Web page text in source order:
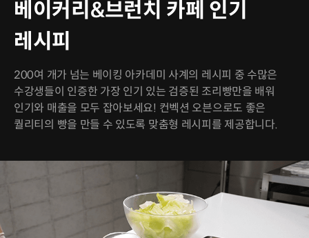
베이커리&브런치 카페 인기
레시피
200여 개가 넘는 베이킹 아카데미 사계의 레시피 중 수많은
수강생들이 인증한 가장 인기 있는 검증된 조리빵만을 배워
인기와 매출을 모두 잡아보세요! 컨벡션 오븐으로도 좋은
퀄리티의 빵을 만들 수 있도록 맞춤형 레시피를 제공합니다.